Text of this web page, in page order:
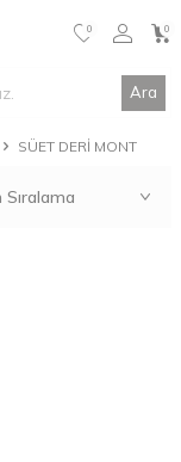
Ara
0 0
SÜET DERI MONT